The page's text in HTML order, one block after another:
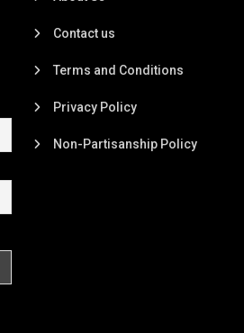
Contact us
Terms and Conditions
Privacy Policy
Non-Partisanship Policy